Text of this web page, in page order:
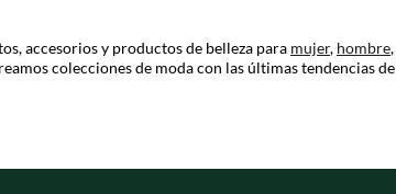
accesorios y productos de belleza para mujer, hombre,
colecciones de moda con las últimas tendencias de